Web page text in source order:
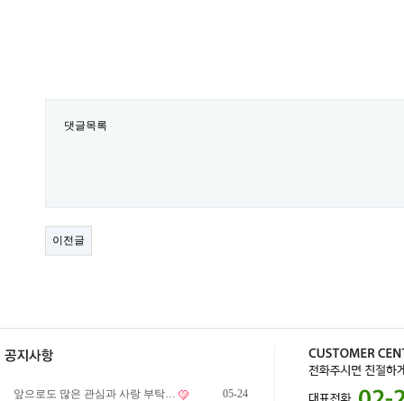
댓글목록
이전글
앞으로도 많은 관심과 사랑 부탁…
05-24